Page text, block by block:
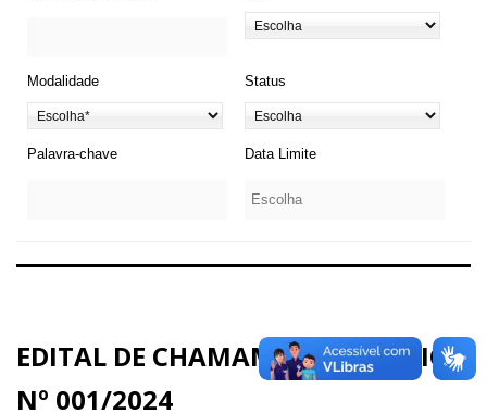
Modalidade Status
Palavra-chave Data Limite
EDITAL DE CHAMAMENTO PÚBLICO
Nº 001/2024